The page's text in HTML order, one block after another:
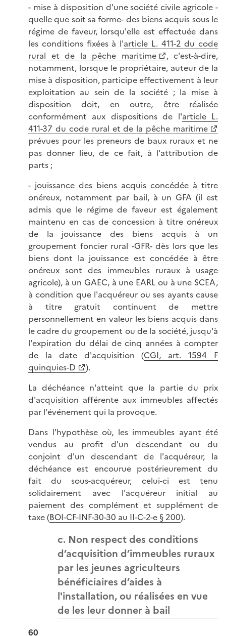
- mise à disposition d'une société civile agricole -
quelle que soit sa forme- des biens acquis sous le
régime de faveur, lorsqu'elle est effectuée dans
les conditions fixées à l'article L. 411-2 du code
rural et de la pêche maritime
, c'est-à-dire,
notamment, lorsque le propriétaire, auteur de la
mise à disposition, participe effectivement à leur
exploitation au sein de la société ; la mise à
disposition doit, en outre, être réalisée
conformément aux dispositions de l'article L.
411-37 du code rural et de la pêche maritime
prévues pour les preneurs de baux ruraux et ne
pas donner lieu, de ce fait, à l'attribution de
parts ;
- jouissance des biens acquis concédée à titre
onéreux, notamment par bail, à un GFA (il est
admis que le régime de faveur est également
maintenu en cas de concession à titre onéreux
de la jouissance des biens acquis à un
groupement foncier rural -GFR- dès lors que les
biens dont la jouissance est concédée à être
onéreux sont des immeubles ruraux à usage
agricole), à un GAEC, à une EARL ou à une SCEA,
à condition que l'acquéreur ou ses ayants cause
à titre gratuit continuent de mettre
personnellement en valeur les biens acquis dans
le cadre du groupement ou de la société, jusqu'à
l'expiration du délai de cinq années à compter
de la date d'acquisition (CGI, art. 1594 F
quinquies-D
).
La déchéance n'atteint que la partie du prix
d'acquisition afférente aux immeubles affectés
par l'événement qui la provoque.
Dans l'hypothèse où, les immeubles ayant été
vendus au profit d'un descendant ou du
conjoint d'un descendant de l'acquéreur, la
déchéance est encourue postérieurement du
fait du sous-acquéreur, celui-ci est tenu
solidairement avec l'acquéreur initial au
paiement des complément et supplément de
taxe (BOI-CF-INF-30-30 au II-C-2-e § 200).
c. Non respect des conditions
d’acquisition d’immeubles ruraux
par les jeunes agriculteurs
bénéficiaires d’aides à
l'installation, ou réalisées en vue
de les leur donner à bail
60